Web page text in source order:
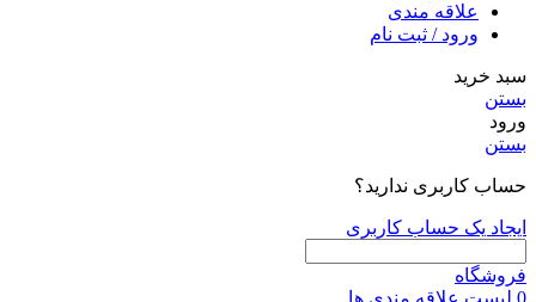
علاقه مندی
ورود / ثبت نام
سبد خرید
بستن
ورود
بستن
حساب کاربری ندارید؟
ایجاد یک حساب کاربری
فروشگاه
0 لیست علاقه مندی ها